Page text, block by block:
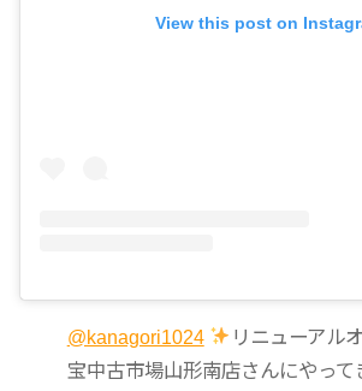
View this post on
@kanagori1024 リニューアル
宝中古市場山形南店さんにやって